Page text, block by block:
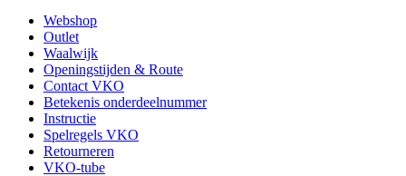
Webshop
Outlet
Waalwijk
Openingstijden & Route
Contact VKO
Betekenis onderdeelnummer
Instructie
Spelregels VKO
Retourneren
VKO-tube